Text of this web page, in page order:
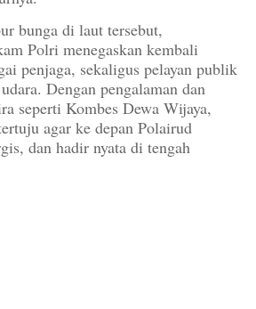
bunga di laut tersebut,
Polri menegaskan kembali
penjaga, sekaligus pelayan publik
Dengan pengalaman dan
seperti Kombes Dewa Wijaya,
agar ke depan Polairud
dan hadir nyata di tengah